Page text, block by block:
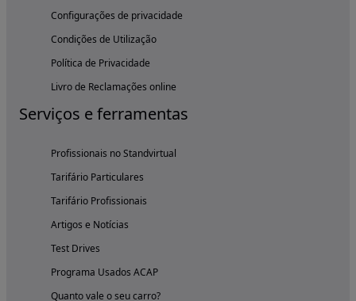
Configurações de privacidade
Condições de Utilização
Política de Privacidade
Livro de Reclamações online
Serviços e ferramentas
Profissionais no Standvirtual
Tarifário Particulares
Tarifário Profissionais
Artigos e Notícias
Test Drives
Programa Usados ACAP
Quanto vale o seu carro?